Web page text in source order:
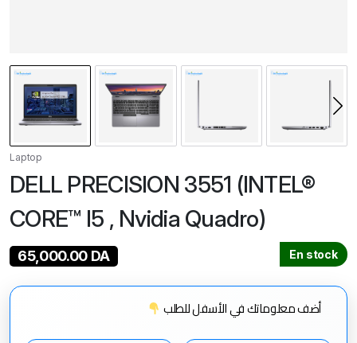
Laptop
DELL PRECISION 3551 (INTEL®
CORE™ I5 , Nvidia Quadro)
65,000.00 DA En stock
أضف معلوماتك في الأسفل للطلب